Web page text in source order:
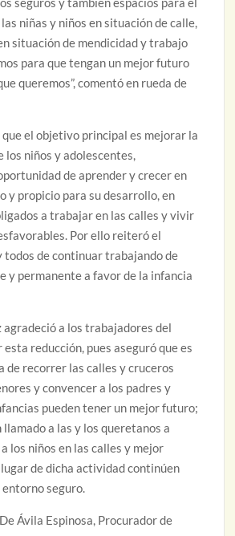
niñas y niños en situación de calle,
situación de mendicidad y trabajo
para que tengan un mejor futuro
queremos”, comentó en rueda de
el objetivo principal es mejorar la
los niños y adolescentes,
de aprender y crecer en
y propicio para su desarrollo, en
a trabajar en las calles y vivir
Por ello reiteró el
todos de continuar trabajando de
y permanente a favor de la infancia
a los trabajadores del
reducción, pues aseguró que es
de recorrer las calles y cruceros
y convencer a los padres y
pueden tener un mejor futuro;
llamado a las y los queretanos a
los niños en las calles y mejor
de dicha actividad continúen
seguro.
Ávila Espinosa, Procurador de